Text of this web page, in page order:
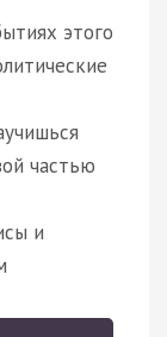
этого
частью
и